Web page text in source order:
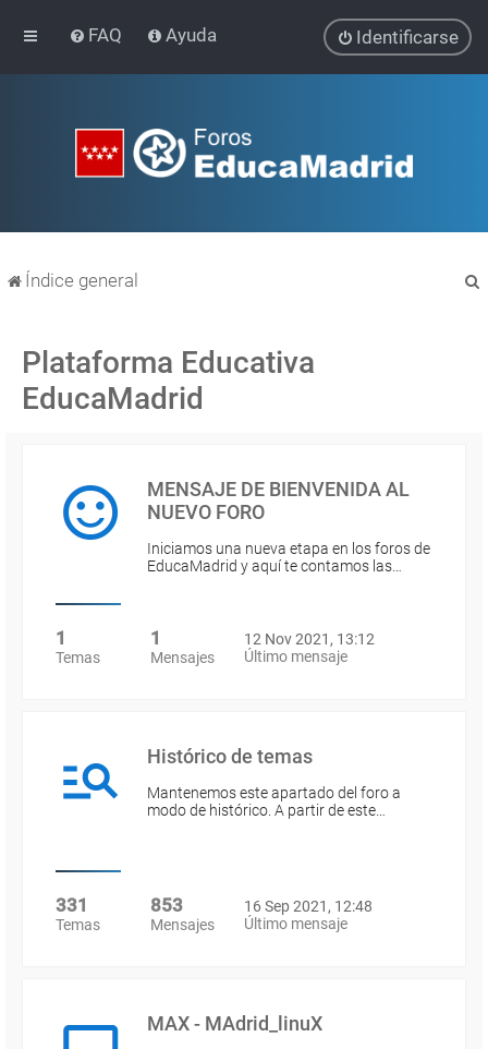
FAQ Ayuda Identificarse
Índice general
Plataforma Educativa
EducaMadrid
MENSAJE DE BIENVENIDA AL
NUEVO FORO
Iniciamos una nueva etapa en los foros de
EducaMadrid y aquí te contamos las…
1
Temas
1
Mensajes
12 Nov 2021, 13:12
Último mensaje
Histórico de temas
Mantenemos este apartado del foro a
modo de histórico. A partir de este…
331
Temas
853
Mensajes
16 Sep 2021, 12:48
Último mensaje
MAX - MAdrid_linuX